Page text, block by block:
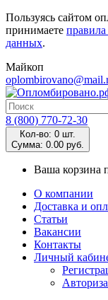
Пользуясь сайтом
принимаете
данных.
Майкоп
8 (800) 770-72-30
Кол-во: 0 шт.
Cумма: 0.00 руб.
Ваша корзина
О компании
Доставка и
Статьи
Вакансии
Контакты
Личный